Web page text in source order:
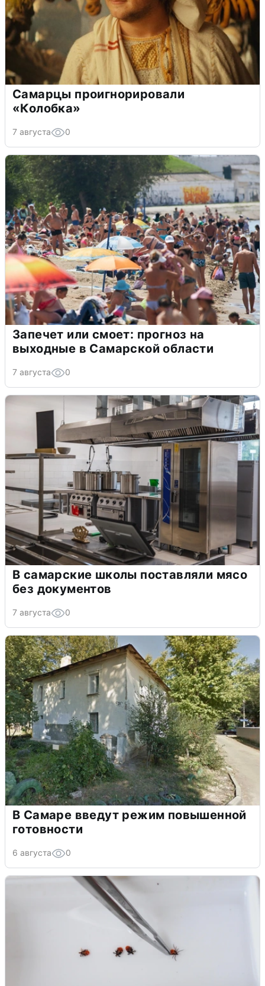
Самарцы проигнорировали
«Колобка»
7 августа 0
Запечет или смоет: прогноз на
выходные в Самарской области
7 августа 0
В самарские школы поставляли мясо
без документов
7 августа 0
В Самаре введут режим повышенной
готовности
6 августа 0